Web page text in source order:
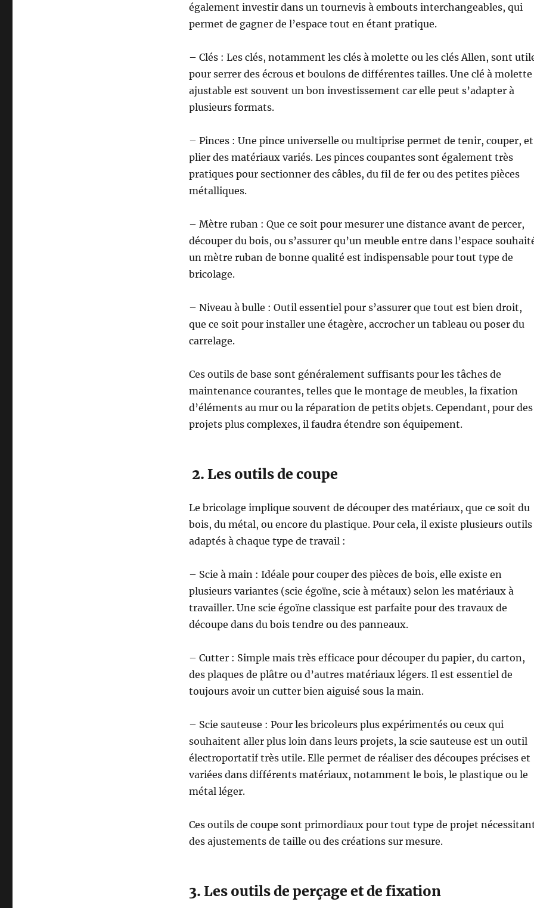
également investir dans un tournevis à embouts interchangeables, qui
permet de gagner de l’espace tout en étant pratique.
– Clés : Les clés, notamment les clés à molette ou les clés Allen, sont
pour serrer des écrous et boulons de différentes tailles. Une clé à molette
ajustable est souvent un bon investissement car elle peut s’adapter à
plusieurs formats.
– Pinces : Une pince universelle ou multiprise permet de tenir, couper, et
plier des matériaux variés. Les pinces coupantes sont également très
pratiques pour sectionner des câbles, du fil de fer ou des petites pièces
métalliques.
– Mètre ruban : Que ce soit pour mesurer une distance avant de percer,
découper du bois, ou s’assurer qu’un meuble entre dans l’espace
un mètre ruban de bonne qualité est indispensable pour tout type de
bricolage.
– Niveau à bulle : Outil essentiel pour s’assurer que tout est bien droit,
que ce soit pour installer une étagère, accrocher un tableau ou poser du
carrelage.
Ces outils de base sont généralement suffisants pour les tâches de
maintenance courantes, telles que le montage de meubles, la fixation
d’éléments au mur ou la réparation de petits objets. Cependant, pour des
projets plus complexes, il faudra étendre son équipement.
2. Les outils de coupe
Le bricolage implique souvent de découper des matériaux, que ce soit du
bois, du métal, ou encore du plastique. Pour cela, il existe plusieurs outils
adaptés à chaque type de travail :
– Scie à main : Idéale pour couper des pièces de bois, elle existe en
plusieurs variantes (scie égoïne, scie à métaux) selon les matériaux à
travailler. Une scie égoïne classique est parfaite pour des travaux de
découpe dans du bois tendre ou des panneaux.
– Cutter : Simple mais très efficace pour découper du papier, du carton,
des plaques de plâtre ou d’autres matériaux légers. Il est essentiel de
toujours avoir un cutter bien aiguisé sous la main.
– Scie sauteuse : Pour les bricoleurs plus expérimentés ou ceux qui
souhaitent aller plus loin dans leurs projets, la scie sauteuse est un outil
électroportatif très utile. Elle permet de réaliser des découpes précises et
variées dans différents matériaux, notamment le bois, le plastique ou le
métal léger.
Ces outils de coupe sont primordiaux pour tout type de projet
des ajustements de taille ou des créations sur mesure.
3. Les outils de perçage et de fixation